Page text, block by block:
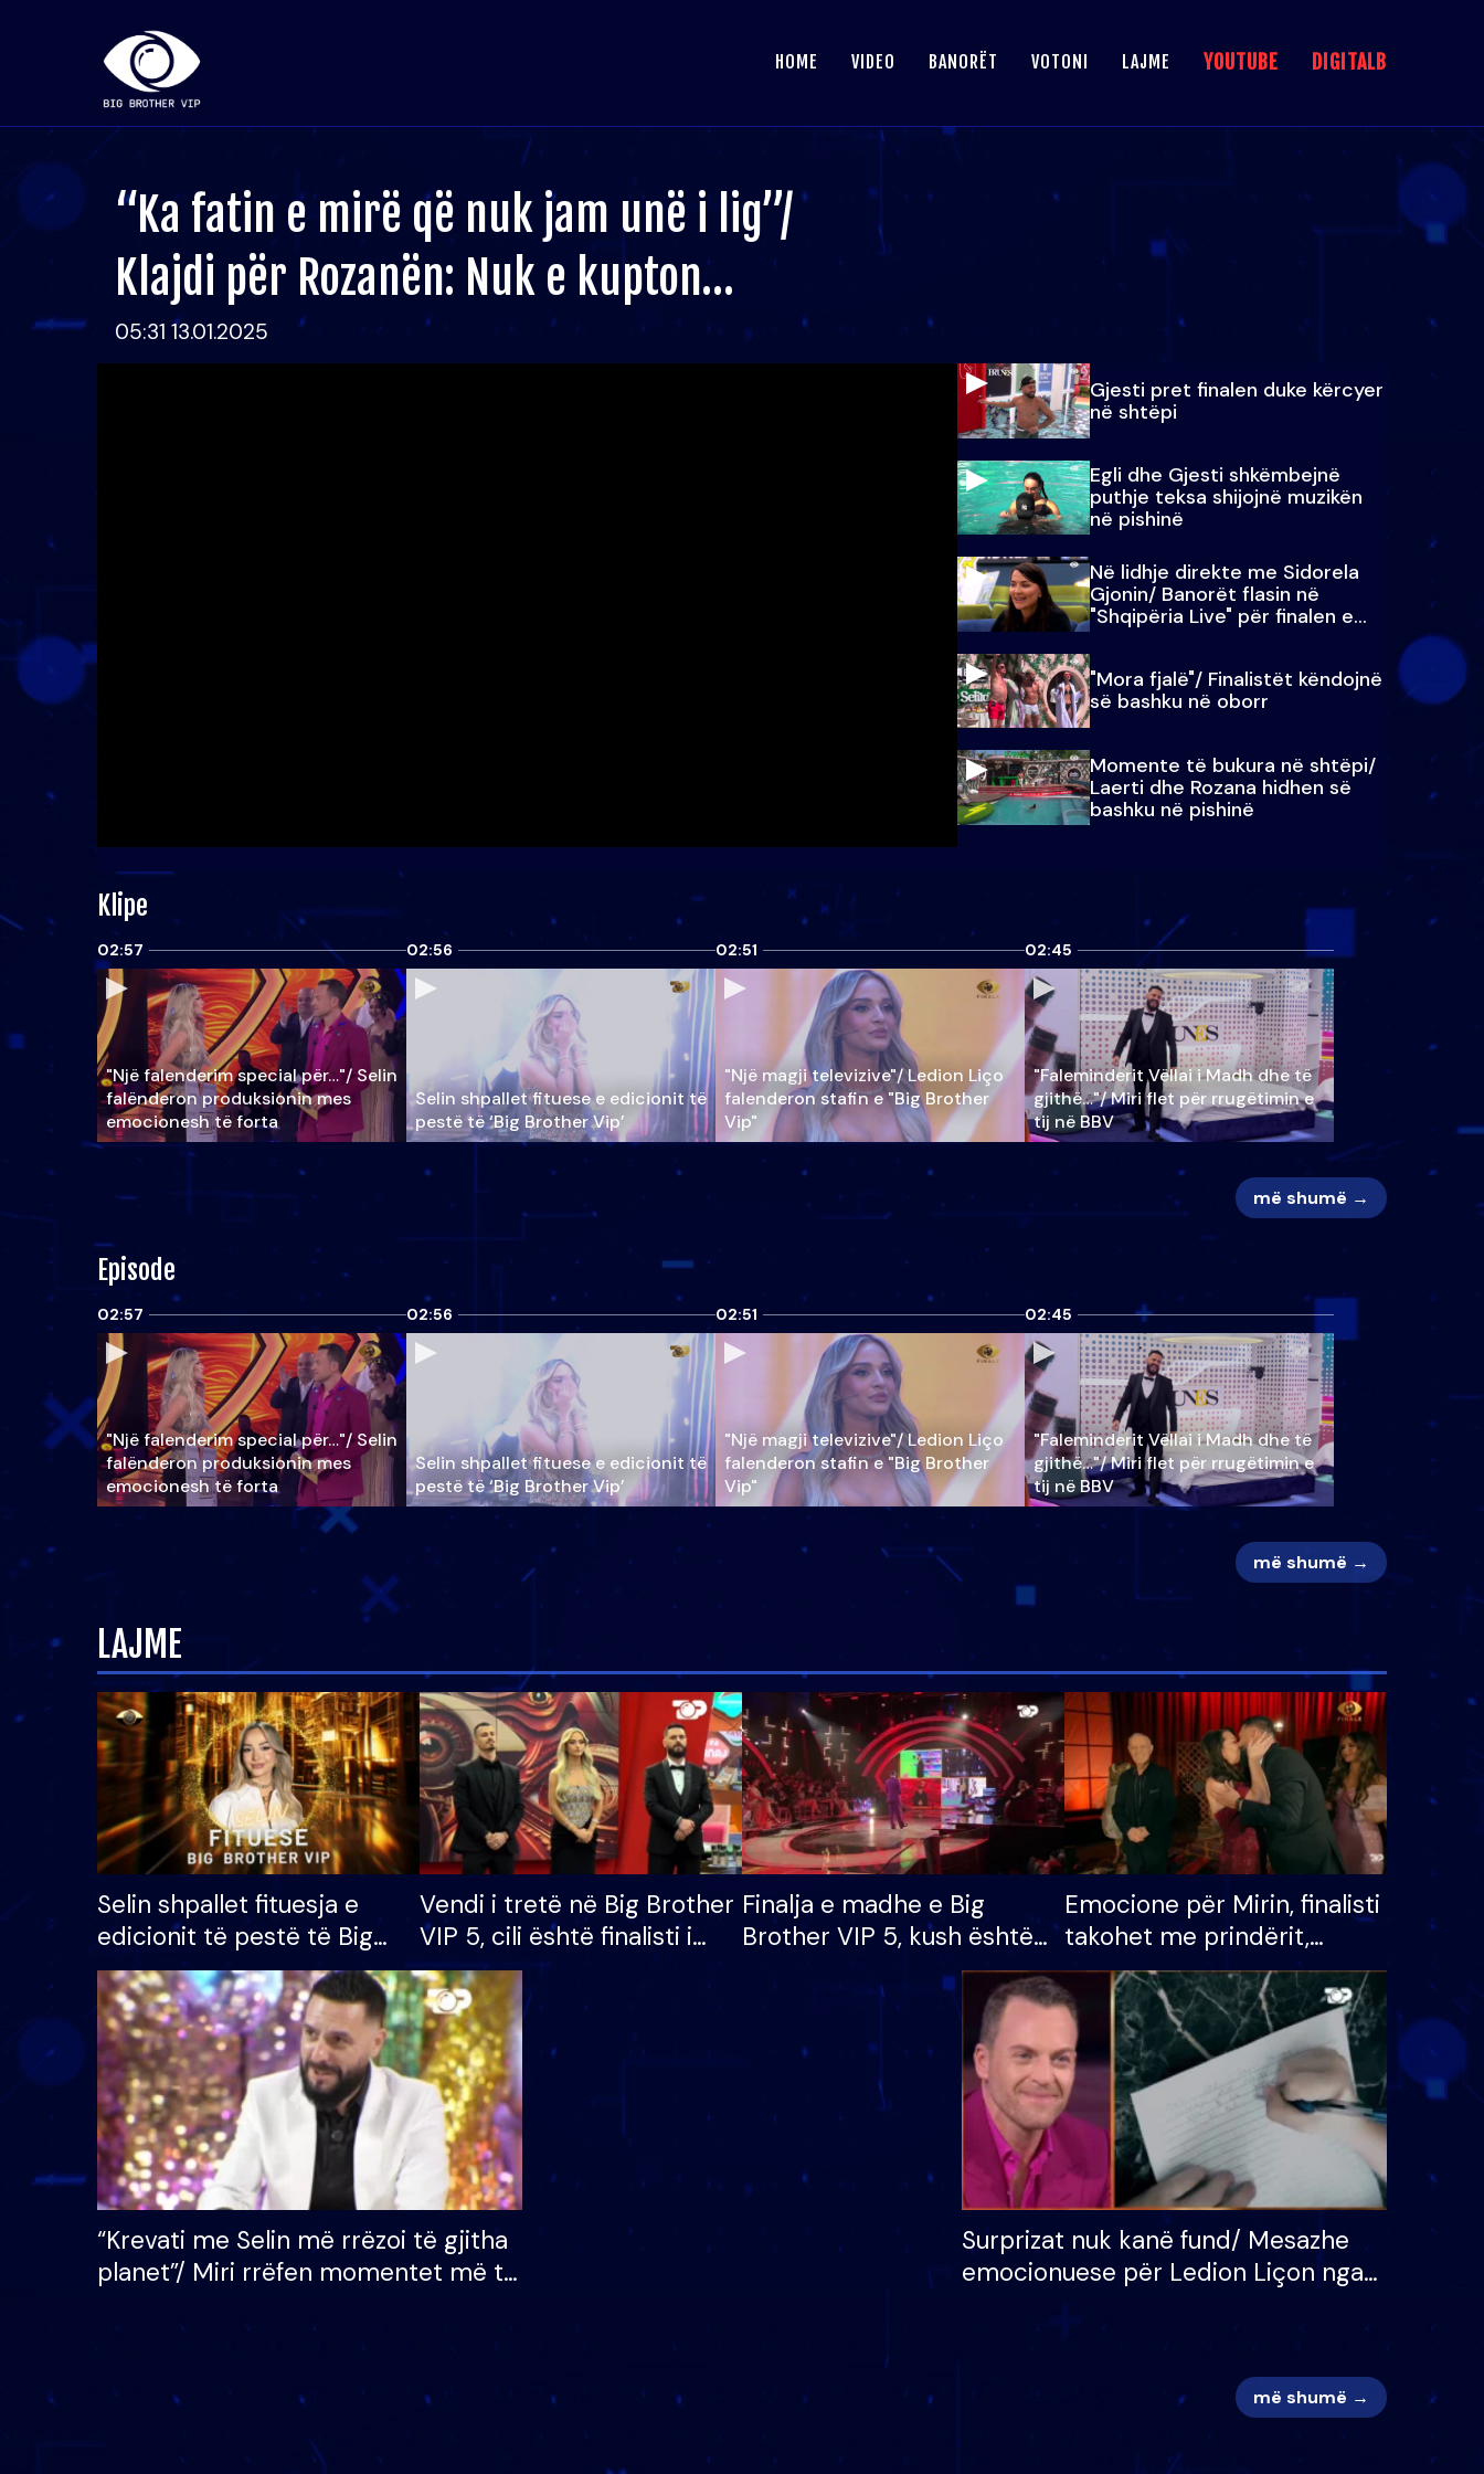
HOME VIDEO BANORËT VOTONI LAJME YOUTUBE DIGITALB
“Ka fatin e mirë që nuk jam unë i lig”/
Klajdi për Rozanën: Nuk e kupton…
05:31 13.01.2025
Gjesti pret finalen duke kërcyer
në shtëpi
Egli dhe Gjesti shkëmbejnë
puthje teksa shijojnë muzikën
në pishinë
Në lidhje direkte me Sidorela
Gjonin/ Banorët flasin në
"Shqipëria Live" për finalen e
madhe
"Mora fjalë"/ Finalistët këndojnë
së bashku në oborr
Momente të bukura në shtëpi/
Laerti dhe Rozana hidhen së
bashku në pishinë
Klipe
02:57
"Një falenderim special për…"/ Selin
falënderon produksionin mes
emocionesh të forta
02:56
Selin shpallet fituese e edicionit të
pestë të ‘Big Brother Vip’
02:51
"Një magji televizive"/ Ledion Liço
falenderon stafin e "Big Brother
Vip"
02:45
"Faleminderit Vëllai i Madh dhe të
gjithë…"/ Miri flet për rrugëtimin e
tij në BBV
më shumë →
Episode
02:57
"Një falenderim special për…"/ Selin
falënderon produksionin mes
emocionesh të forta
02:56
Selin shpallet fituese e edicionit të
pestë të ‘Big Brother Vip’
02:51
"Një magji televizive"/ Ledion Liço
falenderon stafin e "Big Brother
Vip"
02:45
"Faleminderit Vëllai i Madh dhe të
gjithë…"/ Miri flet për rrugëtimin e
tij në BBV
më shumë →
LAJME
Selin shpallet fituesja e
edicionit të pestë të Big
Brother VIP, rrëmben
çmimin e madh prej 100
mijë eurosh
Vendi i tretë në Big Brother
VIP 5, cili është finalisti i
radhës që lë shtëpinë
Finalja e madhe e Big
Brother VIP 5, kush është
banori i parë që lë shtëpinë
dhe humb mundësinë për
të fituar çmimin e madh
Emocione për Mirin, finalisti
takohet me prindërit,
vajzën dhe bashkëshorten:
S’kemi ndonjë letër divorci
apo jo?
“Krevati me Selin më rrëzoi të gjitha
planet”/ Miri rrëfen momentet më të
mungojë zilja e mëngjesit kur…
Surprizat nuk kanë fund/ Mesazhe
emocionuese për Ledion Liçon nga
më shumë →